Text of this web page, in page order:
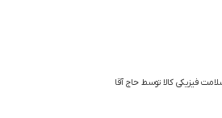
فیزیکی کالا توسط حاج آقا